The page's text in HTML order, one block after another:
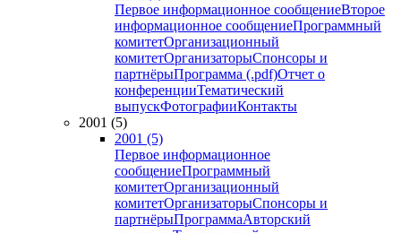
Первое информационное сообщениеВторое
информационное сообщениеПрограммный
комитетОрганизационный
комитетОрганизаторыСпонсоры и
партнёрыПрограмма (.pdf)Отчет о
конференцииТематический
выпускФотографииКонтакты
2001 (5)
2001 (5)
Первое информационное
сообщениеПрограммный
комитетОрганизационный
комитетОрганизаторыСпонсоры и
партнёрыПрограммаАвторский